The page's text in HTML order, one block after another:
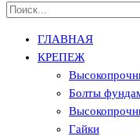
ГЛАВНАЯ
КРЕПЕЖ
Болты
Гайки